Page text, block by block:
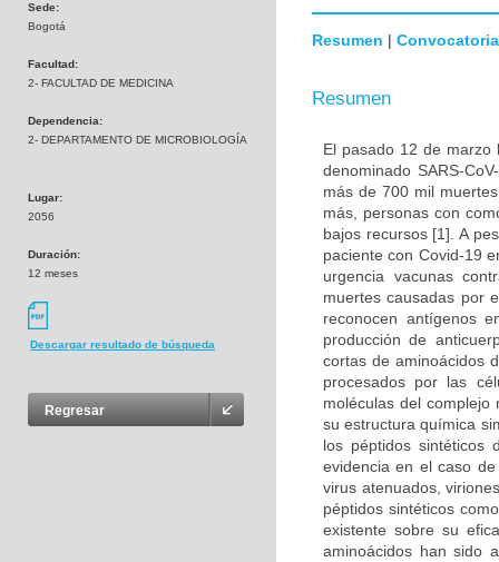
Sede:
Bogotá
Facultad:
2- FACULTAD DE MEDICINA
Dependencia:
2- DEPARTAMENTO DE MICROBIOLOGÍA
Lugar:
2056
Duración:
12 meses
Descargar resultado de búsqueda
Regresar
Resumen | Convocatoria
Resumen
El pasado 12 de marzo
denominado SARS-
más de 700 mil
más, personas con
bajos recursos [1]. A
paciente con Covid-19
urgencia vacunas
muertes causadas por
reconocen antígenos
producción de
cortas de aminoácidos
procesados por las
moléculas del
su estructura química
los péptidos sintéticos
evidencia en el caso
virus atenuados,
péptidos sintéticos
existente sobre su
aminoácidos han sido